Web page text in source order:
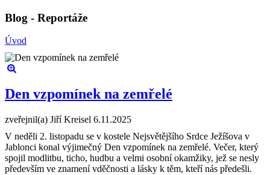
Blog - Reportáže
Úvod
Den vzpomínek na zemřelé
zveřejnil(a) Jiří Kreisel 6.11.2025
V neděli 2. listopadu se v kostele Nejsvětějšího Srdce Ježíšova v
Jablonci konal výjimečný Den vzpomínek na zemřelé. Večer, který
spojil modlitbu, ticho, hudbu a velmi osobní okamžiky, jež se nesly
především ve znamení vděčnosti a lásky k těm, kteří nás předešli.